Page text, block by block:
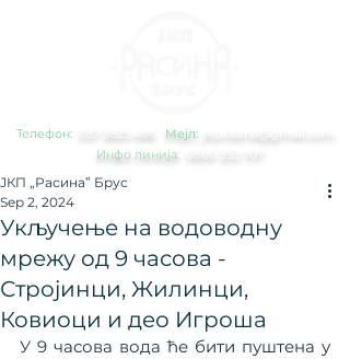
Телефон: 37 3825 486 Мејл:
jkp.rasina@gmail.com
Инфо линија:
0800 353 707
Укључење на водоводну
мрежу од 9 часова -
Стројинци, Жилинци,
Ковиоци и део Игроша
ЈКП „Расина” Брус
Sep 2, 2024
У 9 часова вода ће бити пуштена у